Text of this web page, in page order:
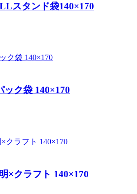
スタンド袋140×170
ック袋 140×170
×クラフト 140×170